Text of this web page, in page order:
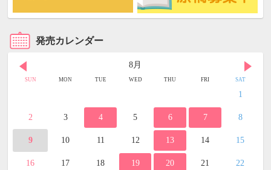
発売カレンダー
8月
SUN MON TUE WED THU FRI SAT
1
2 3 4 5 6 7 8
9 10 11 12 13 14 15
16 17 18 19 20 21 22